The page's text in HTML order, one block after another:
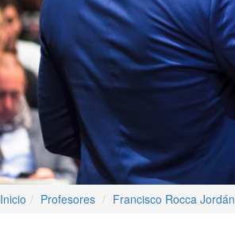
Inicio Profesores Francisco Rocca Jordán